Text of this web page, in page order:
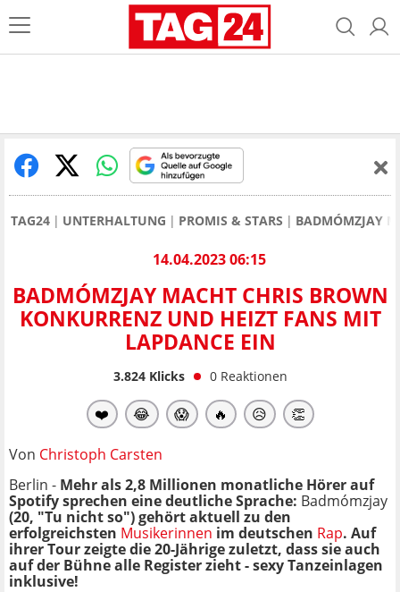
TAG24 UNTERHALTUNG PROMIS & STARS BADMÓMZJAY
14.04.2023 06:15
BADMÓMZJAY MACHT CHRIS BROWN
KONKURRENZ UND HEIZT FANS MIT
LAPDANCE EIN
3.824Klicks 0 Reaktionen
❤️ 😂 😱 🔥 😥 👏
Von Christoph Carsten
Berlin - Mehr als 2,8 Millionen monatliche Hörer auf
Spotify sprechen eine deutliche Sprache: Badmómzjay
(20, "Tu nicht so") gehört aktuell zu den
erfolgreichsten Musikerinnen im deutschen Rap. Auf
ihrer Tour zeigte die 20-Jährige zuletzt, dass sie auch
auf der Bühne alle Register zieht - sexy Tanzeinlagen
inklusive!